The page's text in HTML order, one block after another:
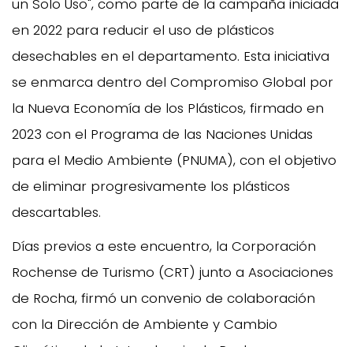
en 2022 para reducir el uso de plásticos
desechables en el departamento. Esta iniciativa
se enmarca dentro del Compromiso Global por
la Nueva Economía de los Plásticos, firmado en
2023 con el Programa de las Naciones Unidas
para el Medio Ambiente (PNUMA), con el objetivo
de eliminar progresivamente los plásticos
descartables.
Días previos a este encuentro, la Corporación
Rochense de Turismo (CRT) junto a Asociaciones
de Rocha, firmó un convenio de colaboración
con la Dirección de Ambiente y Cambio